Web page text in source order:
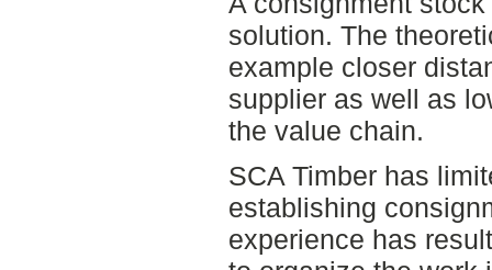
solution. The
example closer
supplier as well as
the value chain.
SCA Timber has
establishing
experience has